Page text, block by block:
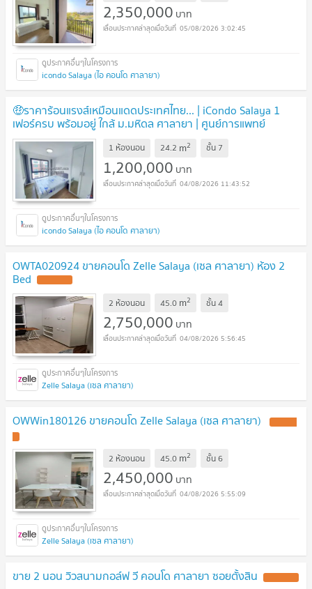
2,350,000 บาท
05/08/2026 3:02:45
icondo Salaya (ไอ คอนโด ศาลายา)
🤑ราคาร้อนแรงส์เหมือนแดดประเทศไทย... | iCondo Salaya 1
เฟอร์ครบ พร้อมอยู่ ใกล้ ม.มหิดล ศาลายา | ศูนย์การแพทย์
กาญจนาฯ | เดินทางสะดวกบรมราชชนนี
1 ห้องนอน 24.2 m2 ชั้น 7
1,200,000 บาท
04/08/2026 11:43:52
icondo Salaya (ไอ คอนโด ศาลายา)
OWTA020924 ขายคอนโด Zelle Salaya (เซล ศาลายา) ห้อง 2
Bed
2 ห้องนอน 45.0 m2 ชั้น4
2,750,000 บาท
04/08/2026 5:56:45
Zelle Salaya (เซล ศาลายา)
OWWin180126 ขายคอนโด Zelle Salaya (เซล ศาลายา)
2 ห้องนอน 45.0 m2 ชั้น6
2,450,000 บาท
04/08/2026 5:55:09
Zelle Salaya (เซล ศาลายา)
ขาย 2 นอน วิวสนามกอล์ฟ วี คอนโด ศาลายา ซอยตั้งสิน